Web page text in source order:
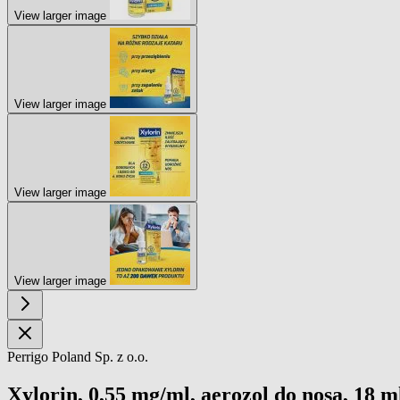
View larger image
View larger image
View larger image
View larger image
Perrigo Poland Sp. z o.o.
Xylorin, 0,55 mg/ml, aerozol do nosa, 18